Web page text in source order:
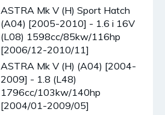
ASTRA Mk V (H) Sport Hatch
(A04) [2005-2010] - 1.6 i 16V
(L08) 1598cc/85kw/116hp
[2006/12-2010/11]
ASTRA Mk V (H) (A04) [2004-
2009] - 1.8 (L48)
1796cc/103kw/140hp
[2004/01-2009/05]